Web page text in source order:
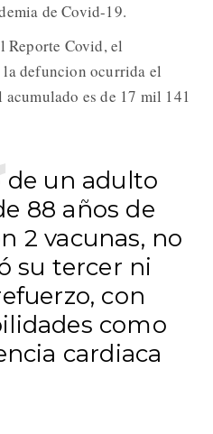
de Covid-19.
Reporte Covid, el
defuncion ocurrida el
es de 17 mil 141
de un adulto
88 años de
2 vacunas, no
su tercer ni
con
como
cardiaca